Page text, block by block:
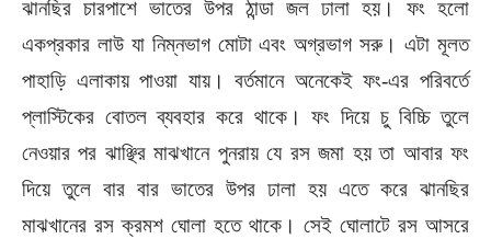
ঝানছির চারপাশে ভাতের উপর ঠান্ডা জল ঢালা হয়। ফং হলো
একপ্রকার লাউ যা নিম্নভাগ মোটা এবং অগ্রভাগ সরু। এটা মূলত
পাহাড়ি এলাকায় পাওয়া যায়। বর্তমানে অনেকেই ফং-এর পরিবর্তে
প্লাস্টিকের বোতল ব্যবহার করে থাকে। ফং দিয়ে চু বিচ্চি তুলে
নেওয়ার পর ঝাঞ্ছির মাঝখানে পুনরায় যে রস জমা হয় তা আবার ফং
দিয়ে তুলে বার বার ভাতের উপর ঢালা হয় এতে করে ঝানছির
মাঝখানের রস ক্রমশ ঘোলা হতে থাকে। সেই ঘোলাটে রস আসরে